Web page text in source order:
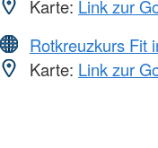
Karte: Link zur
Rotkreuzkurs Fit
Karte: Link zur